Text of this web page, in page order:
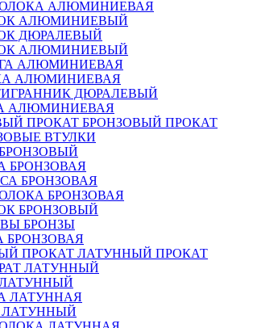
АЛЮМИНИЕВАЯ
АЛЮМИНИЕВЫЙ
ДЮРАЛЕВЫЙ
АЛЮМИНИЕВЫЙ
АЛЮМИНИЕВАЯ
АЛЮМИНИЕВАЯ
ДЮРАЛЕВЫЙ
АЛЮМИНИЕВАЯ
БРОНЗОВЫЙ ПРОКАТ
ВТУЛКИ
БРОНЗОВАЯ
БРОНЗОВАЯ
БРОНЗОВАЯ
БРОНЗОВЫЙ
БРОНЗЫ
БРОНЗОВАЯ
ЛАТУННЫЙ ПРОКАТ
ЛАТУННЫЙ
ЛАТУННАЯ
ЛАТУННЫЙ